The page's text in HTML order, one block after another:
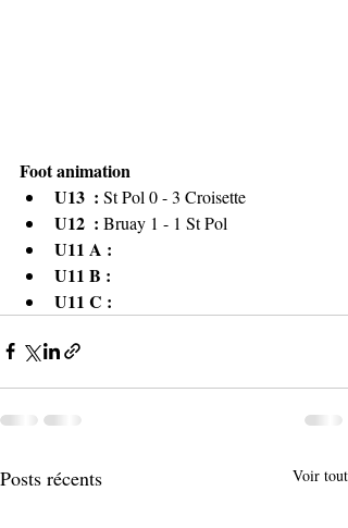
Foot animation
U13  : St Pol 0 - 3 Croisette
U12  : Bruay 1 - 1 St Pol
U11 A :
U11 B :
U11 C :
Posts récents Voir tout